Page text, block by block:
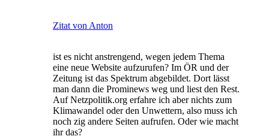
Zitat von Anton
ist es nicht anstrengend, wegen jedem Thema
eine neue Website aufzurufen? Im ÖR und der
Zeitung ist das Spektrum abgebildet. Dort lässt
man dann die Prominews weg und liest den Rest.
Auf Netzpolitik.org erfahre ich aber nichts zum
Klimawandel oder den Unwettern, also muss ich
noch zig andere Seiten aufrufen. Oder wie macht
ihr das?